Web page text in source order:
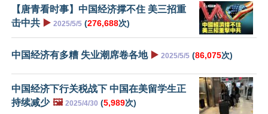
【唐青看时事】中国经济撑不住 美三招重
击中共 ▶️ 2025/5/5 (276,688次)
中国经济有多糟 失业潮席卷各地 ▶️ 2025/5/5 (86,075次)
中国经济下行关税战下 中国在美留学生正
持续减少 🖼️ 2025/4/30 (5,989次)